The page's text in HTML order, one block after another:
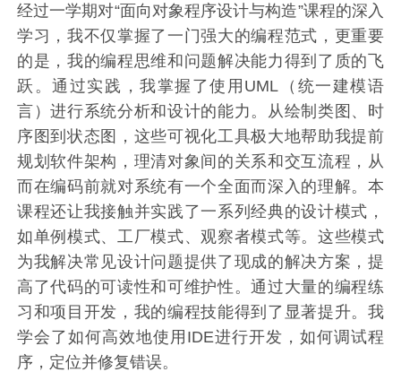
经过一学期对“面向对象程序设计与构造”课程的深入
学习，我不仅掌握了一门强大的编程范式，更重要
的是，我的编程思维和问题解决能力得到了质的飞
跃。通过实践，我掌握了使用UML（统一建模语
言）进行系统分析和设计的能力。从绘制类图、时
序图到状态图，这些可视化工具极大地帮助我提前
规划软件架构，理清对象间的关系和交互流程，从
而在编码前就对系统有一个全面而深入的理解。本
课程还让我接触并实践了一系列经典的设计模式，
如单例模式、工厂模式、观察者模式等。这些模式
为我解决常见设计问题提供了现成的解决方案，提
高了代码的可读性和可维护性。通过大量的编程练
习和项目开发，我的编程技能得到了显著提升。我
学会了如何高效地使用IDE进行开发，如何调试程
序，定位并修复错误。